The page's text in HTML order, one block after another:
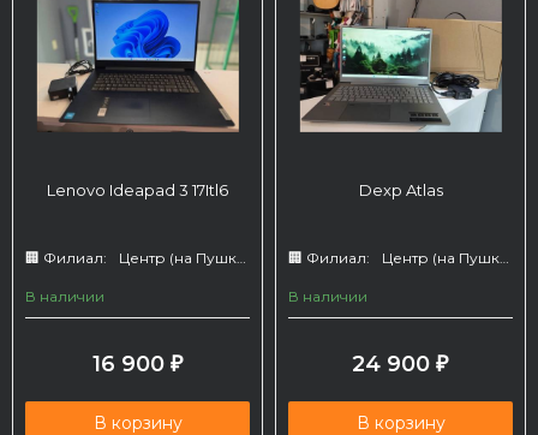
Lenovo Ideapad 3 17Itl6
🏢 Филиал: Центр (на Пушкина 66)
В наличии
16 900 ₽
В корзину
Dexp Atlas
🏢 Филиал: Центр (на Пушкина 66)
В наличии
24 900 ₽
В корзину